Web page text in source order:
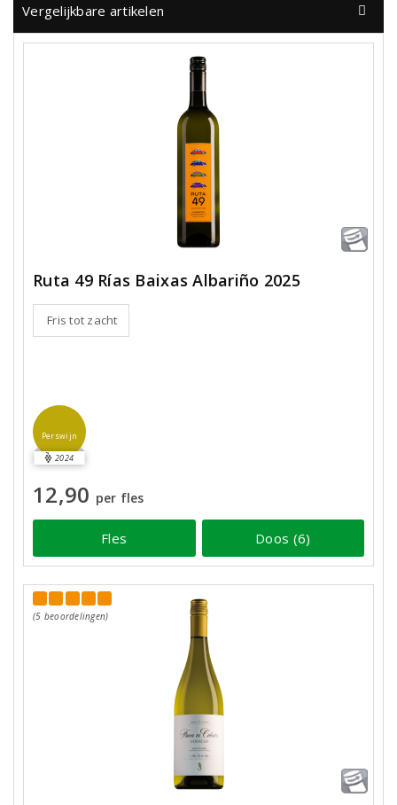
Vergelijkbare artikelen
Ruta 49 Rías Baixas Albariño 2025
Fris tot zacht
Perswijn
2024
12,90 per fles
Fles Doos (6)
(5 beoordelingen)